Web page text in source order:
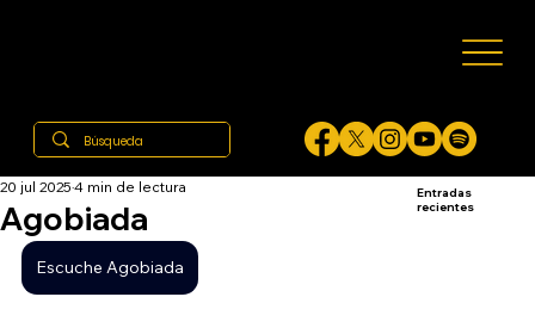
Agobiada
20 jul 2025 4 min de lectura
Escuche Agobiada
Entradas
recientes